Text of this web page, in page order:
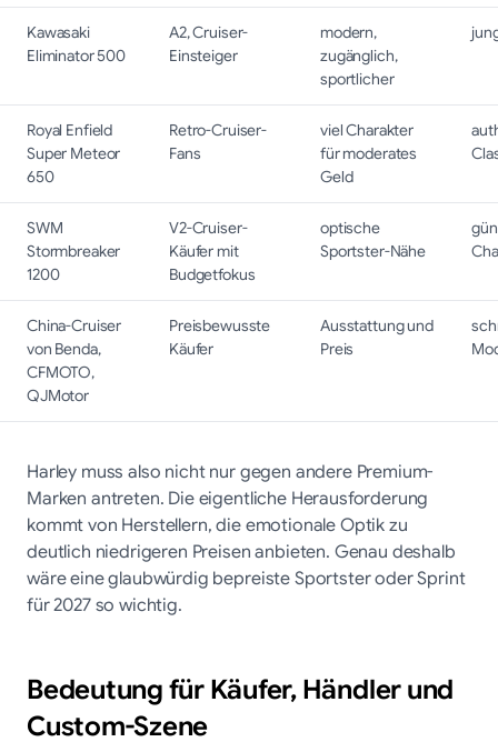
Kawasaki
Eliminator 500
A2, Cruiser-
Einsteiger
modern,
zugänglich,
sportlicher
Royal Enfield
Super Meteor
650
Retro-Cruiser-
Fans
viel Charakter
für moderates
Geld
SWM
Stormbreaker
1200
V2-Cruiser-
Käufer mit
Budgetfokus
optische
Sportster-Nähe
China-Cruiser
von Benda,
CFMOTO,
QJMotor
Preisbewusste
Käufer
Ausstattung und
Preis
Harley muss also nicht nur gegen andere Premium-
Marken antreten. Die eigentliche Herausforderung
kommt von Herstellern, die emotionale Optik zu
deutlich niedrigeren Preisen anbieten. Genau deshalb
wäre eine glaubwürdig bepreiste Sportster oder Sprint
für 2027 so wichtig.
Bedeutung für Käufer, Händler und
Custom-Szene